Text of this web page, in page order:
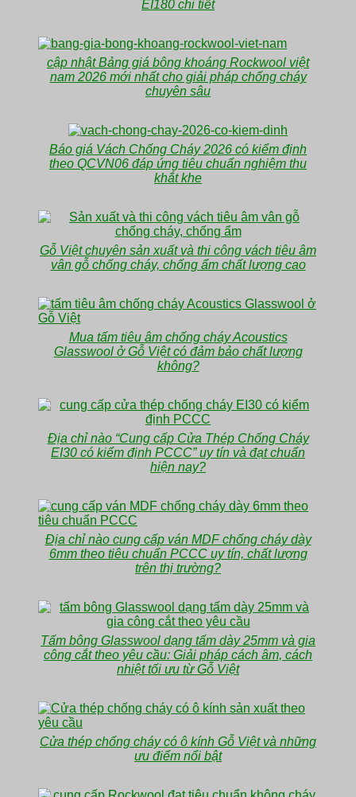
EI180 chi tiết
cập nhật Bảng giá bông khoáng Rockwool việt
nam 2026 mới nhất cho giải pháp chống cháy
chuyên sâu
Báo giá Vách Chống Cháy 2026 có kiểm định
theo QCVN06 đáp ứng tiêu chuẩn nghiệm thu
khắt khe
Gỗ Việt chuyên sản xuất và thi công vách tiêu âm
vân gỗ chống cháy, chống ẩm chất lượng cao
Mua tấm tiêu âm chống cháy Acoustics
Glasswool ở Gỗ Việt có đảm bảo chất lượng
không?
Địa chỉ nào “Cung cấp Cửa Thép Chống Cháy
EI30 có kiểm định PCCC” uy tín và đạt chuẩn
hiện nay?
Địa chỉ nào cung cấp ván MDF chống cháy dày
6mm theo tiêu chuẩn PCCC uy tín, chất lượng
trên thị trường?
Tấm bông Glasswool dạng tấm dày 25mm và gia
công cắt theo yêu cầu: Giải pháp cách âm, cách
nhiệt tối ưu từ Gỗ Việt
Cửa thép chống cháy có ô kính Gỗ Việt và những
ưu điểm nổi bật